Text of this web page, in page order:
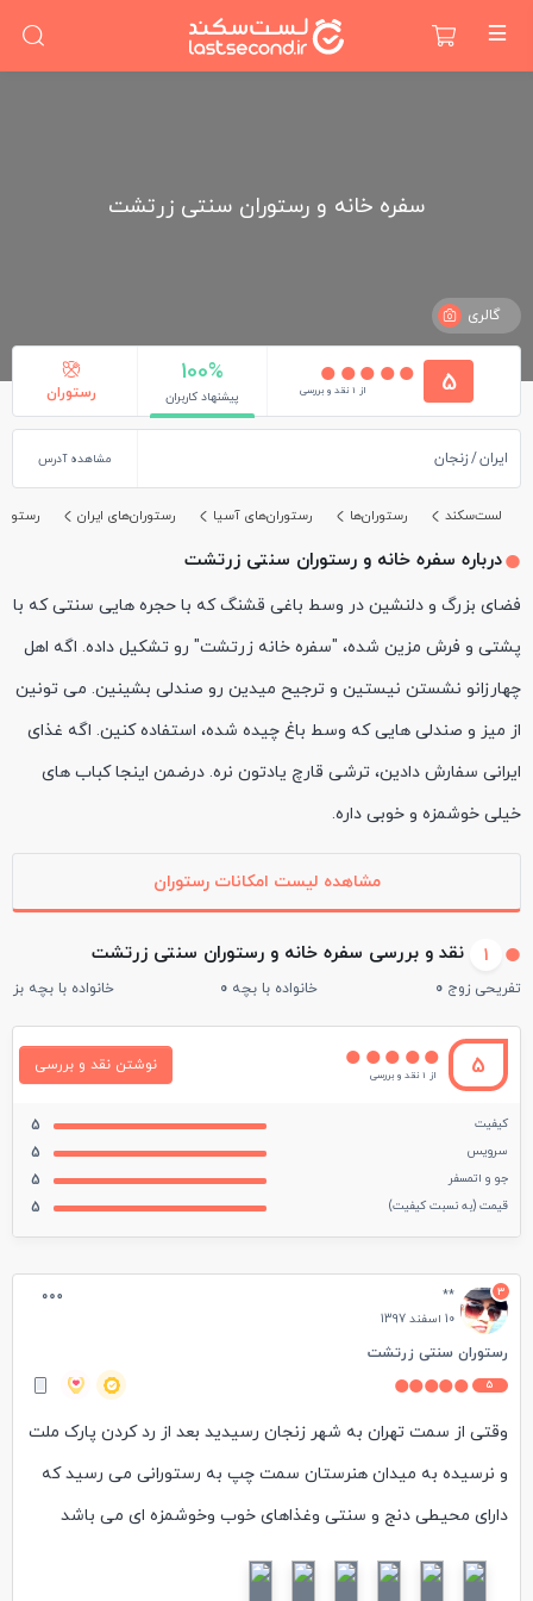
سفره خانه و رستوران سنتی زرتشت
گالری
5 از 1 نقد و بررسی
100%
پیشنهاد کاربران رستوران
ایران زنجان مشاهده آدرس
لست‌سکند رستوران‌ها رستوران‌های آسیا رستوران‌های ایران
درباره سفره خانه و رستوران سنتی زرتشت
فضای بزرگ و دلنشین در وسط باغی قشنگ که با حجره هایی سنتی که با
پشتی و فرش مزین شده، "سفره خانه زرتشت" رو تشکیل داده. اگه اهل
چهارزانو نشستن نیستین و ترجیح میدین رو صندلی بشینین. می تونین
از میز و صندلی هایی که وسط باغ چیده شده، استفاده کنین. اگه غذای
ایرانی سفارش دادین، ترشی قارچ یادتون نره. درضمن اینجا کباب های
خیلی خوشمزه و خوبی داره.
مشاهده لیست امکانات رستوران
1 نقد و بررسی سفره خانه و رستوران سنتی زرتشت
تفریحی زوج 0 خانواده با بچه 0 خانواده با بچه
5 از 1 نقد و بررسی
نوشتن نقد و بررسی
کیفیت 5
سرویس 5
جو و اتمسفر 5
قیمت (به نسبت کیفیت) 5
3
**
10 اسفند 1397
رستوران سنتی زرتشت
5
وقتی از سمت تهران به شهر زنجان رسیدید بعد از رد کردن پارک ملت
و نرسیده به میدان هنرستان سمت چپ به رستورانی می رسید که
دارای محیطی دنج و سنتی وغذاهای خوب وخوشمزه ای می باشد
حیاط جلویی به عنوان پارکینگ در نظر گرفته شده است سپس با